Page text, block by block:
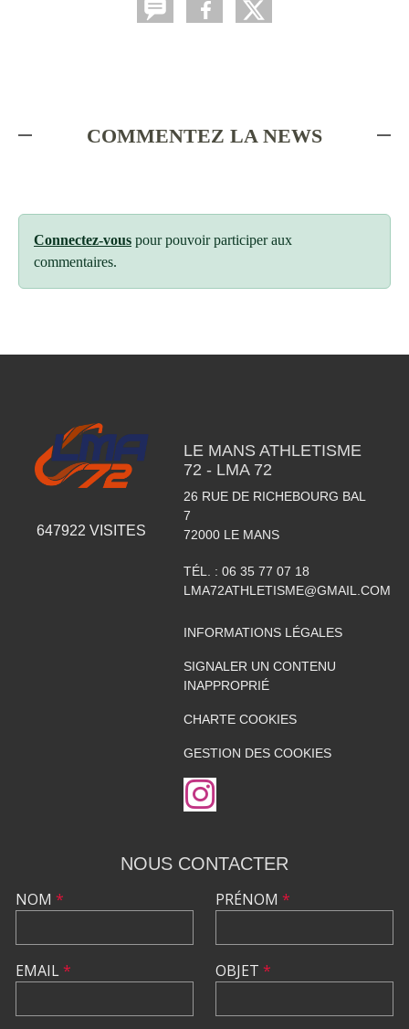
COMMENTEZ LA NEWS
Connectez-vous pour pouvoir participer aux
commentaires.
647922 VISITES
LE MANS ATHLETISME
72 - LMA 72
26 RUE DE RICHEBOURG BAL
7
72000 LE MANS
TÉL. : 06 35 77 07 18
LMA72ATHLETISME@GMAIL.COM
INFORMATIONS LÉGALES
SIGNALER UN CONTENU
INAPPROPRIÉ
CHARTE COOKIES
GESTION DES COOKIES
NOUS CONTACTER
NOM *
EMAIL*
PRÉNOM *
OBJET *